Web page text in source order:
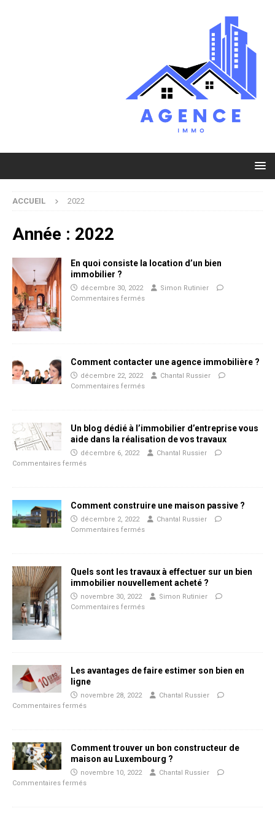
ACCUEIL 2022
Année : 2022
En quoi consiste la location d’un bien
immobilier ?
décembre 30, 2022
Simon Rutinier
Commentaires fermés
Comment contacter une agence immobilière ?
décembre 22, 2022
Chantal Russier
Commentaires fermés
Un blog dédié à l’immobilier d’entreprise vous
aide dans la réalisation de vos travaux
décembre 6, 2022
Chantal Russier
Commentaires fermés
Comment construire une maison passive ?
décembre 2, 2022
Chantal Russier
Commentaires fermés
Quels sont les travaux à effectuer sur un bien
immobilier nouvellement acheté ?
novembre 30, 2022
Simon Rutinier
Commentaires fermés
Les avantages de faire estimer son bien en
ligne
novembre 28, 2022
Chantal Russier
Commentaires fermés
Comment trouver un bon constructeur de
maison au Luxembourg ?
novembre 10, 2022
Chantal Russier
Commentaires fermés